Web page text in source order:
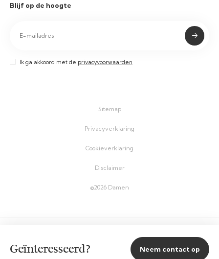
Geïnteresseerd? Neem contact op
Blijf op de hoogte
Ik ga akkoord met de privacyvoorwaarden
©2026 Damen
Sitemap
Privacyverklaring
Cookieverklaring
Disclaimer